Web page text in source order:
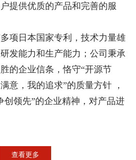
提供优质的产品和完善的服
项日本国家专利，技术力量雄
发能力和生产能力；公司秉承
的企业信条，恪守“开源节
意，我的追求”的质量方针 ，
创领先”的企业精神，对产品进
查看更多